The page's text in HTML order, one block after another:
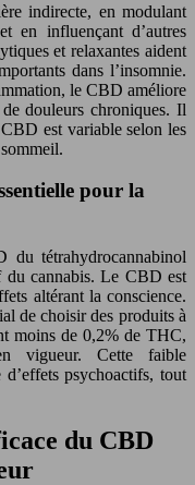
indirecte, en modulant
en influençant d’autres
et relaxantes aident
dans l’insomnie.
le CBD améliore
douleurs chroniques. Il
est variable selon les
pour la
tétrahydrocannabinol
cannabis. Le CBD est
altérant la conscience.
de choisir des produits à
moins de 0,2% de THC,
vigueur. Cette faible
psychoactifs, tout
du CBD